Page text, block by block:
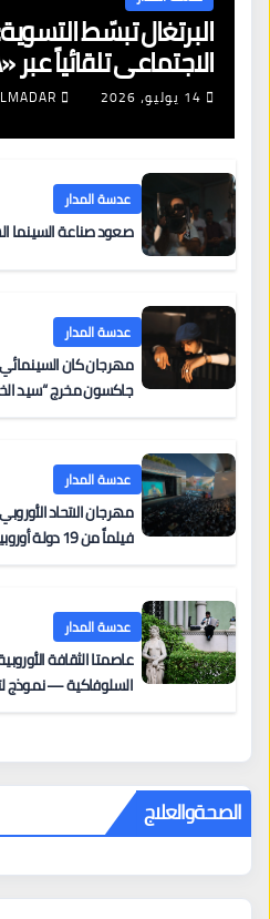
البرتغال تبسّط
جديدة لتجديد الإقامات
14 يوليو، 2026
عدسة المدار
صعود صناعة السينما
عدسة المدار
جاكسون مخرج “سيد
عدسة المدار
فيلماً من 19 دولة أوروبية بالدخول المجاني
عدسة المدار
السلوفاكية — نموذج
الصحةوالعلاج